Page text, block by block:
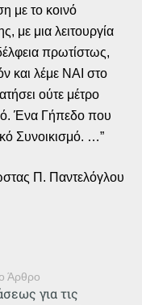
με το κοινό
με μια λειτουργία
πρωτίστως,
και λέμε ΝΑΙ στο
ούτε μέτρο
Ένα Γήπεδο που
Συνοικισμό. …”
Π. Παντελόγλου
Άρθρο
για τις